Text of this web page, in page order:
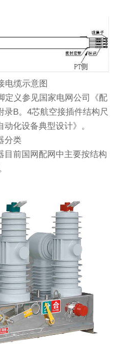
电缆示意图
定义参见国家电网公司《配
B。4芯航空接插件结构尺
化设备典型设计》。
分类
目前国网配网中主要按结构